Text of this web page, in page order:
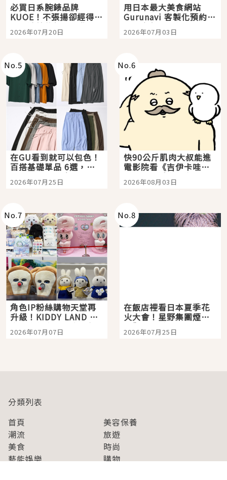
必買日系腕錶品牌
KUOE！不張揚卻經得起
時間洗鍊的經典之作五
選
2026年07月20日
用日本最大美食網站
Gurunavi 客製化預約九
大都市餐廳，打造專屬
美食體驗！
2026年07月03日
No.5
在GU看到就可以包色！
百搭基礎單品 6選，閉
眼全收也不心疼
2026年07月25日
No.6
快90公斤肌肉大叔能進
電影院看《吉伊卡哇》
嗎？日本重金屬樂團
「打首」會長與nagano
2026年08月03日
No.7
角色IP粉絲購物天堂再
升級！KIDDY LAND 原
宿店吉伊卡哇迎客，新
開幕 OMOKADO 店3分
2026年07月07日
No.8
在飯店裡看日本夏季花
火大會！星野集團煙火
景觀飯店6選，讓你不用
人擠人悠閒欣賞
2026年07月25日
分類列表
首頁
美容保養
潮流
旅遊
美食
時尚
藝能娛樂
購物